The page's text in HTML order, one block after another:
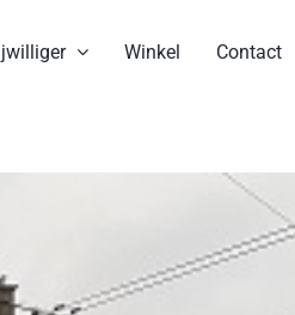
Winkel Contact